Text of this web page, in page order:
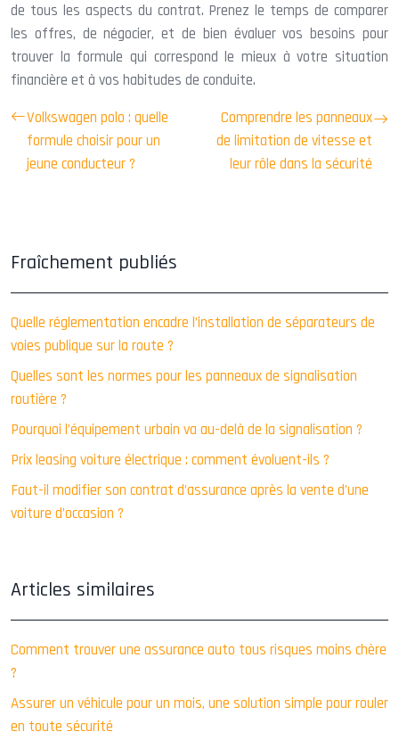
de tous les aspects du contrat. Prenez le temps de comparer
les offres, de négocier, et de bien évaluer vos besoins pour
trouver la formule qui correspond le mieux à votre situation
financière et à vos habitudes de conduite.
Volkswagen polo : quelle
formule choisir pour un
jeune conducteur ?
Comprendre les panneaux
de limitation de vitesse et
leur rôle dans la sécurité
Fraîchement publiés
Quelle réglementation encadre l’installation de séparateurs de
voies publique sur la route ?
Quelles sont les normes pour les panneaux de signalisation
routière ?
Pourquoi l’équipement urbain va au-delà de la signalisation ?
Prix leasing voiture électrique : comment évoluent-ils ?
Faut-il modifier son contrat d’assurance après la vente d’une
voiture d’occasion ?
Articles similaires
Comment trouver une assurance auto tous risques moins chère
?
Assurer un véhicule pour un mois, une solution simple pour rouler
en toute sécurité